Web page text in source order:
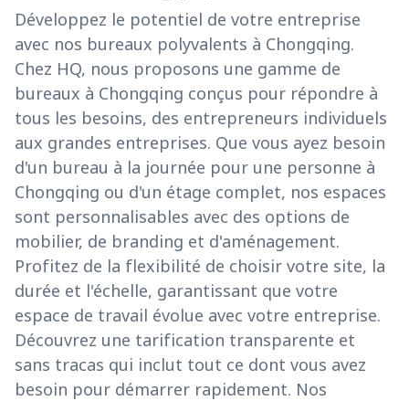
Développez le potentiel de votre entreprise
avec nos bureaux polyvalents à Chongqing.
Chez HQ, nous proposons une gamme de
bureaux à Chongqing conçus pour répondre à
tous les besoins, des entrepreneurs individuels
aux grandes entreprises. Que vous ayez besoin
d'un bureau à la journée pour une personne à
Chongqing ou d'un étage complet, nos espaces
sont personnalisables avec des options de
mobilier, de branding et d'aménagement.
Profitez de la flexibilité de choisir votre site, la
durée et l'échelle, garantissant que votre
espace de travail évolue avec votre entreprise.
Découvrez une tarification transparente et
sans tracas qui inclut tout ce dont vous avez
besoin pour démarrer rapidement. Nos